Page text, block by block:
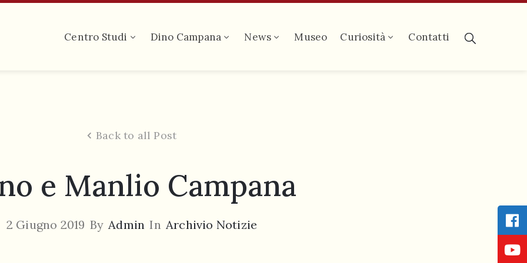
Centro Studi Dino Campana News Museo Curiosità Contatti
Back to all Post
e Manlio Campana
2 Giugno 2019 By Admin In Archivio Notizie